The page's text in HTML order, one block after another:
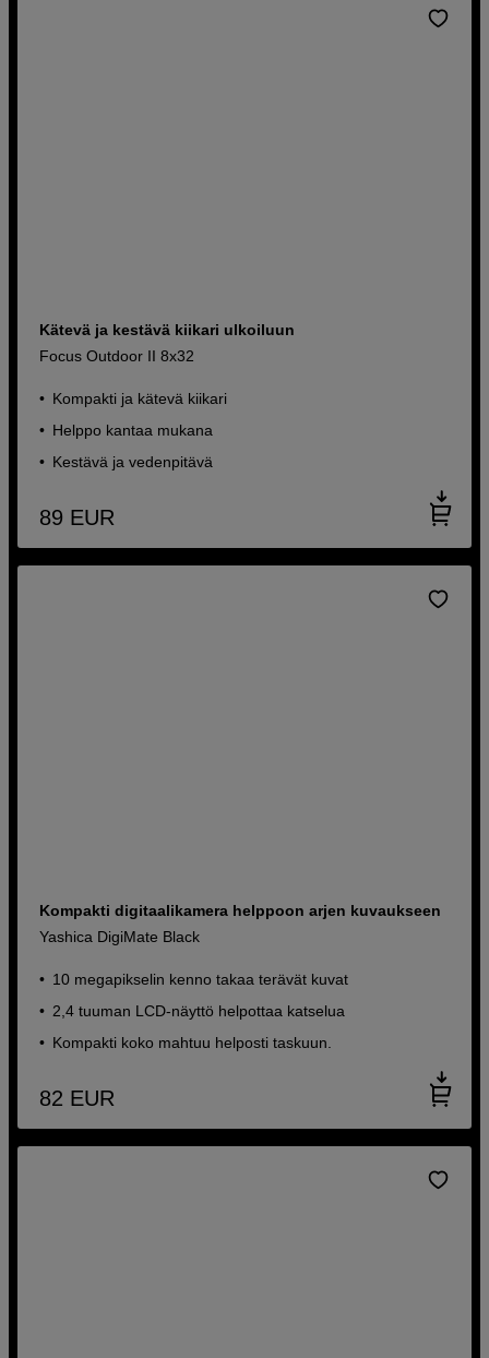
Kätevä ja kestävä kiikari ulkoiluun
Focus Outdoor II 8x32
Kompakti ja kätevä kiikari
Helppo kantaa mukana
Kestävä ja vedenpitävä
89 EUR
Kompakti digitaalikamera helppoon arjen kuvaukseen
Yashica DigiMate Black
10 megapikselin kenno takaa terävät kuvat
2,4 tuuman LCD-näyttö helpottaa katselua
Kompakti koko mahtuu helposti taskuun.
82 EUR